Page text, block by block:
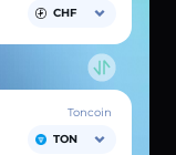
CHF
Toncoin
TON